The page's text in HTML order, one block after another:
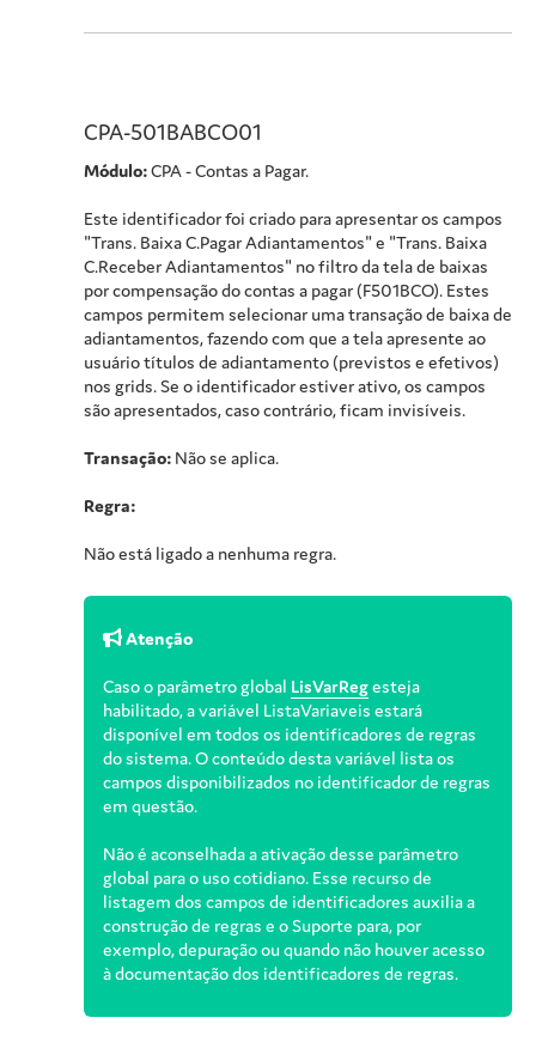
CPA-501BABCO01
Módulo:CPA - Contas a Pagar.
Este identificador foi criado para apresentar os campos
"Trans. Baixa C.Pagar Adiantamentos" e "Trans. Baixa
C.Receber Adiantamentos" no filtro da tela de baixas
por compensação do contas a pagar (F501BCO). Estes
campos permitem selecionar uma transação de baixa de
adiantamentos, fazendo com que a tela apresente ao
usuário títulos de adiantamento (previstos e efetivos)
nos grids. Se o identificador estiver ativo, os campos
são apresentados, caso contrário, ficam invisíveis.
Transação: Não se aplica.
Regra:
Não está ligado a nenhuma regra.
Atenção
Caso o parâmetro global LisVarRegesteja
habilitado, a variável ListaVariaveis estará
disponível em todos os identificadores de regras
do sistema. O conteúdo desta variável lista os
campos disponibilizados no identificador de regras
em questão.
Não é aconselhada a ativação desse parâmetro
global para o uso cotidiano. Esse recurso de
listagem dos campos de identificadores auxilia a
construção de regras e o Suporte para, por
exemplo, depuração ou quando não houver acesso
à documentação dos identificadores de regras.